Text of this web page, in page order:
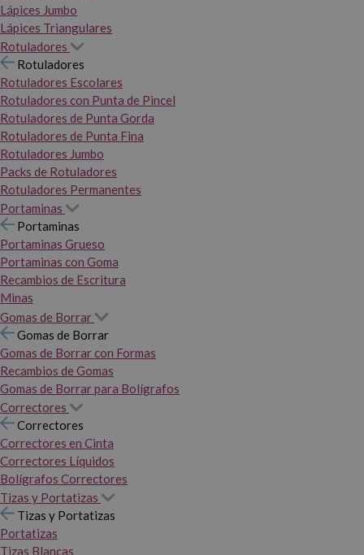
Lápices Jumbo
Lápices Triangulares
Rotuladores
Rotuladores
Rotuladores Escolares
Rotuladores con Punta de Pincel
Rotuladores de Punta Gorda
Rotuladores de Punta Fina
Rotuladores Jumbo
Packs de Rotuladores
Rotuladores Permanentes
Portaminas
Portaminas
Portaminas Grueso
Portaminas con Goma
Recambios de Escritura
Minas
Gomas de Borrar
Gomas de Borrar
Gomas de Borrar con Formas
Recambios de Gomas
Gomas de Borrar para Bolígrafos
Correctores
Correctores
Correctores en Cinta
Correctores Líquidos
Bolígrafos Correctores
Tizas y Portatizas
Tizas y Portatizas
Portatizas
Tizas Blancas